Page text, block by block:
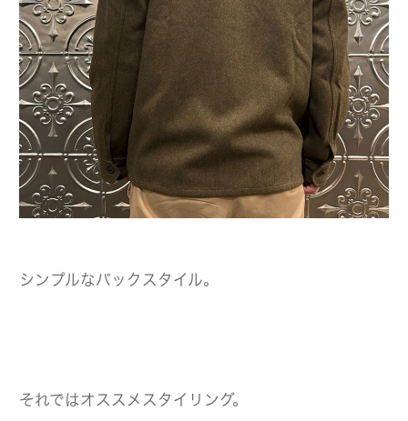
シンプルなバックスタイル。
それではオススメスタイリング。